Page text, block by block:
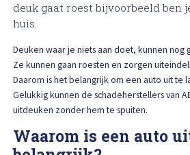
Velgen herstellen
Hagelschade herstellen
Total loss
Alle soorten Specialisme
deuk gaat roest bijvoorbeeld ben
huis.
Deuken waar je niets aan doet, kunnen
Ze kunnen gaan roesten en zorgen
Daarom is het belangrijk om een auto uit te
Gelukkig kunnen de schadeherstellers van
uitdeuken zonder hem te spuiten.
Waarom is een auto